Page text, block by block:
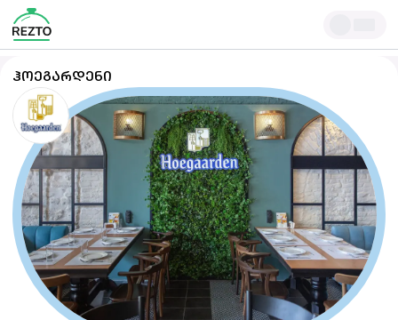
ᲰᲝᲔᲒᲐᲠᲓᲔᲜᲘ